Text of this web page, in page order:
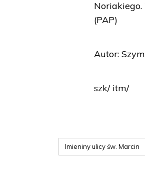
(PAP)
Autor:
szk/ itm/
Imieniny ulicy św. Marcin